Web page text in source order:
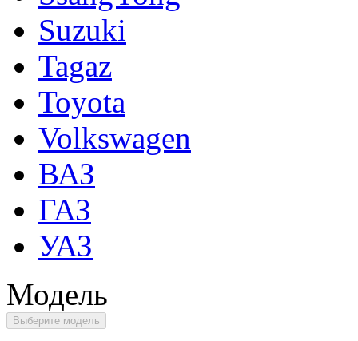
Suzuki
Tagaz
Toyota
Volkswagen
ВАЗ
ГАЗ
УАЗ
Модель
Выберите модель